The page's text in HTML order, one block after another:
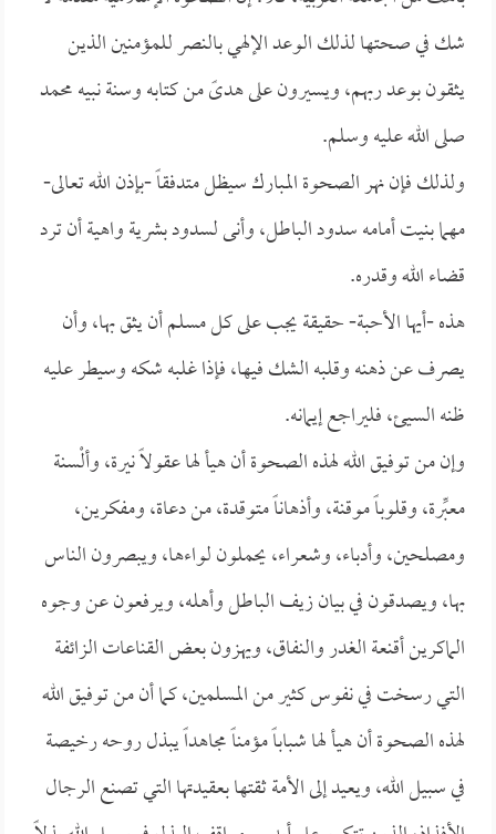
شك في صحتها لذلك الوعد الإلهي بالنصر للمؤمنين الذين
يثقون بوعد ربهم، ويسيرون على هدىً من كتابه وسنة نبيه محمد
صلى الله عليه وسلم.
ولذلك فإن نهر الصحوة المبارك سيظل متدفقاً -بإذن الله تعالى-
مهما بنيت أمامه سدود الباطل، وأنى لسدود بشرية واهية أن ترد
قضاء الله وقدره.
هذه -أيها الأحبة- حقيقة يجب على كل مسلم أن يثق بها، وأن
يصرف عن ذهنه وقلبه الشك فيها، فإذا غلبه شكه وسيطر عليه
ظنه السيئ، فليراجع إيمانه.
وإن من توفيق الله لهذه الصحوة أن هيأ لها عقولاً نيرة، وألْسنة
معبِّرة، وقلوباً موقنة، وأذهاناً متوقدة، من دعاة، ومفكرين،
ومصلحين، وأدباء، وشعراء، يحملون لواءها، ويبصرون الناس
بها، ويصدقون في بيان زيف الباطل وأهله، ويرفعون عن وجوه
الماكرين أقنعة الغدر والنفاق، ويهزون بعض القناعات الزائفة
التي رسخت في نفوس كثير من المسلمين، كما أن من توفيق الله
لهذه الصحوة أن هيأ لها شباباً مؤمناً مجاهداً يبذل روحه رخيصة
في سبيل الله، ويعيد إلى الأمة ثقتها بعقيدتها التي تصنع الرجال